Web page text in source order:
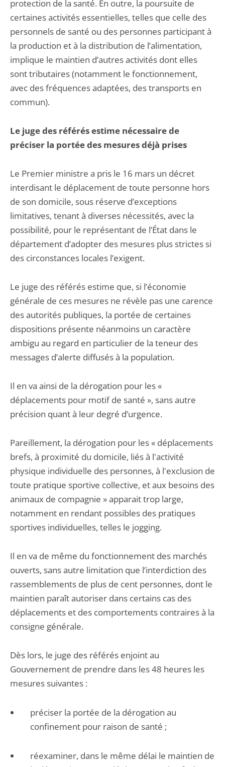
protection de la santé. En outre, la poursuite de
certaines activités essentielles, telles que celle des
personnels de santé ou des personnes participant à
la production et à la distribution de l’alimentation,
implique le maintien d’autres activités dont elles
sont tributaires (notamment le fonctionnement,
avec des fréquences adaptées, des transports en
commun).
Le juge des référés estime nécessaire de
préciser la portée des mesures déjà prises
Le Premier ministre a pris le 16 mars un décret
interdisant le déplacement de toute personne hors
de son domicile, sous réserve d’exceptions
limitatives, tenant à diverses nécessités, avec la
possibilité, pour le représentant de l’État dans le
département d’adopter des mesures plus strictes si
des circonstances locales l’exigent.
Le juge des référés estime que, si l’économie
générale de ces mesures ne révèle pas une carence
des autorités publiques, la portée de certaines
dispositions présente néanmoins un caractère
ambigu au regard en particulier de la teneur des
messages d’alerte diffusés à la population.
Il en va ainsi de la dérogation pour les «
déplacements pour motif de santé », sans autre
précision quant à leur degré d’urgence.
Pareillement, la dérogation pour les « déplacements
brefs, à proximité du domicile, liés à l'activité
physique individuelle des personnes, à l'exclusion de
toute pratique sportive collective, et aux besoins des
animaux de compagnie » apparait trop large,
notamment en rendant possibles des pratiques
sportives individuelles, telles le jogging.
Il en va de même du fonctionnement des marchés
ouverts, sans autre limitation que l’interdiction des
rassemblements de plus de cent personnes, dont le
maintien paraît autoriser dans certains cas des
déplacements et des comportements contraires à la
consigne générale.
Dès lors, le juge des référés enjoint au
Gouvernement de prendre dans les 48 heures les
mesures suivantes :
préciser la portée de la dérogation au
confinement pour raison de santé ;
réexaminer, dans le même délai le maintien de